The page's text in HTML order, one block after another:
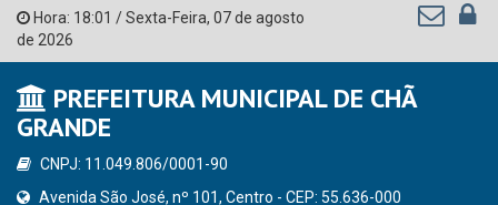
Hora: 18:01 /Sexta-Feira, 07 de agosto
de 2026
PREFEITURA MUNICIPAL DE CHÃ
GRANDE
CNPJ: 11.049.806/0001-90
Avenida São José, nº 101, Centro - CEP: 55.636-000